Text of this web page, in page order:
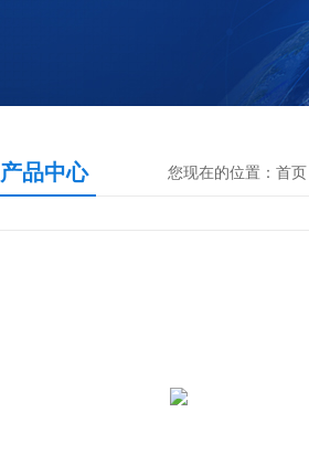
产品中心 您现在的位置： 首页